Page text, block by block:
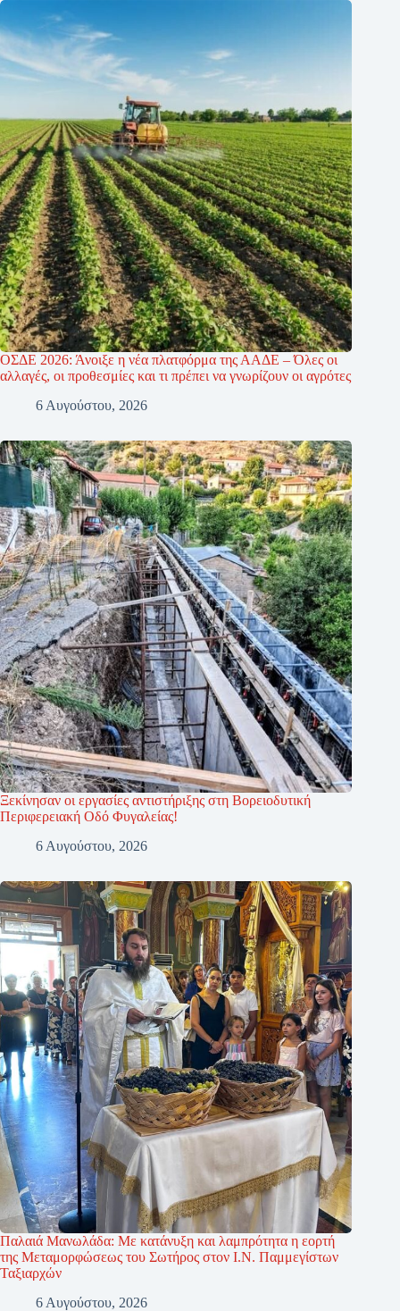
ΟΣΔΕ 2026: Άνοιξε η νέα πλατφόρμα της ΑΑΔΕ – Όλες οι
αλλαγές, οι προθεσμίες και τι πρέπει να γνωρίζουν οι αγρότες
6 Αυγούστου, 2026
Ξεκίνησαν οι εργασίες αντιστήριξης στη Βορειοδυτική
Περιφερειακή Οδό Φυγαλείας!
6 Αυγούστου, 2026
Παλαιά Μανωλάδα: Με κατάνυξη και λαμπρότητα η εορτή
της Μεταμορφώσεως του Σωτήρος στον Ι.Ν. Παμμεγίστων
Ταξιαρχών
6 Αυγούστου, 2026